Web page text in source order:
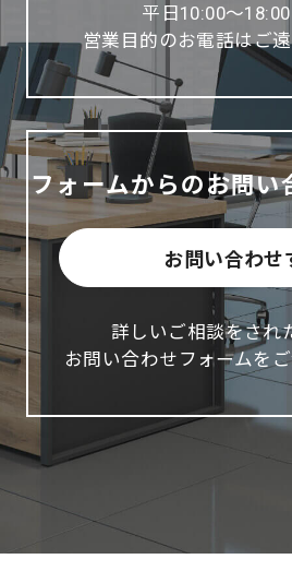
平日10:00～18:00
営業目的のお電話はご遠
フォームからのお問い
お問い合わせ
詳しいご相談をされ
お問い合わせフォームを